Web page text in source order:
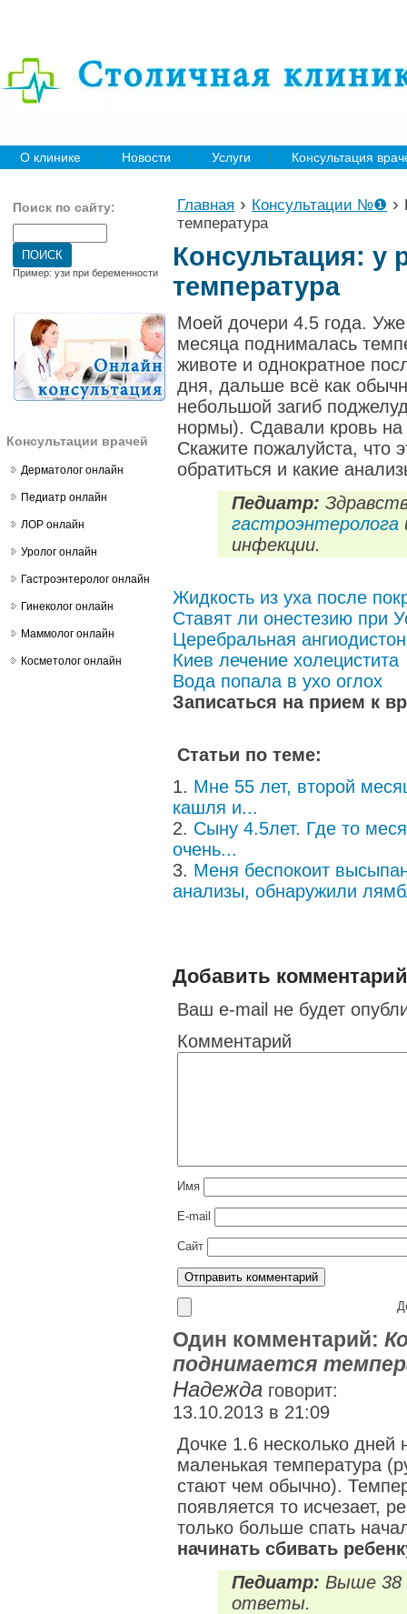
О клинике Новости Услуги Консультация
Поиск по сайту:
Пример: узи при беременности
Консультации врачей
Дерматолог онлайн
Педиатр онлайн
ЛОР онлайн
Уролог онлайн
Гастроэнтеролог онлайн
Гинеколог онлайн
Маммолог онлайн
Косметолог онлайн
Главная › Консультации №❶ ›
температура
Консультация: у
температура
Моей дочери 4.5 года.
месяца поднималась
животе и однократное
дня, дальше всё как
небольшой загиб
нормы). Сдавали кровь на
Скажите пожалуйста, что
обратиться и какие
Педиатр:
гастроэнтеролога
инфекции.
Жидкость из уха после
Ставят ли онестезию при
Церебральная
Киев лечение холецистита
Вода попала в ухо оглох
Записаться на прием к
Статьи по теме:
Мне 55 лет, второй
кашля и...
Сыну 4.5лет. Где то
очень...
Меня беспокоит
анализы, обнаружили
Добавить комментарий
Ваш e-mail не будет
Комментарий
Имя
E-mail
Сайт
Один комментарий:
поднимается
Надежда говорит:
13.10.2013 в 21:09
Дочке 1.6 несколько дней
маленькая температура
стают чем обычно).
появляется то исчезает,
только больше спать
начинать сбивать
Педиатр: Выше 38
ответы.